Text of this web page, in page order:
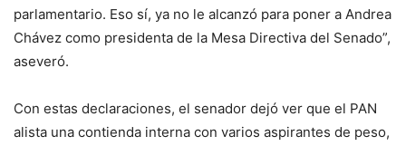
parlamentario. Eso sí, ya no le alcanzó para poner a Andrea
Chávez como presidenta de la Mesa Directiva del Senado”,
aseveró.
Con estas declaraciones, el senador dejó ver que el PAN
alista una contienda interna con varios aspirantes de peso,